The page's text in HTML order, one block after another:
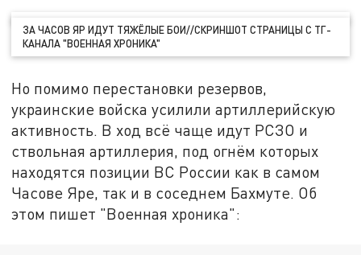
ЗА ЧАСОВ ЯР ИДУТ ТЯЖЁЛЫЕ БОИ//СКРИНШОТ СТРАНИЦЫ С ТГ-
КАНАЛА "ВОЕННАЯ ХРОНИКА"
Но помимо перестановки резервов,
украинские войска усилили артиллерийскую
активность. В ход всё чаще идут РСЗО и
ствольная артиллерия, под огнём которых
находятся позиции ВС России как в самом
Часове Яре, так и в соседнем Бахмуте. Об
этом пишет "Военная хроника":